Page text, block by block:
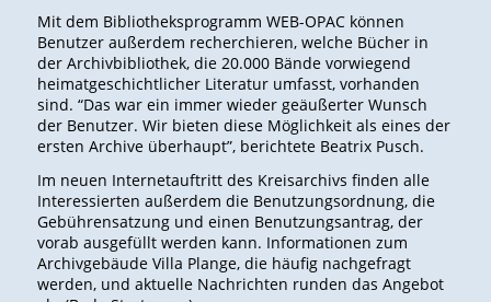
Mit dem Bibliotheksprogramm WEB-OPAC können
Benutzer außerdem recherchieren, welche Bücher in
der Archivbibliothek, die 20.000 Bände vorwiegend
heimatgeschichtlicher Literatur umfasst, vorhanden
sind. “Das war ein immer wieder geäußerter Wunsch
der Benutzer. Wir bieten diese Möglichkeit als eines der
ersten Archive überhaupt”, berichtete Beatrix Pusch.
Im neuen Internetauftritt des Kreisarchivs finden alle
Interessierten außerdem die Benutzungsordnung, die
Gebührensatzung und einen Benutzungsantrag, der
vorab ausgefüllt werden kann. Informationen zum
Archivgebäude Villa Plange, die häufig nachgefragt
werden, und aktuelle Nachrichten runden das Angebot